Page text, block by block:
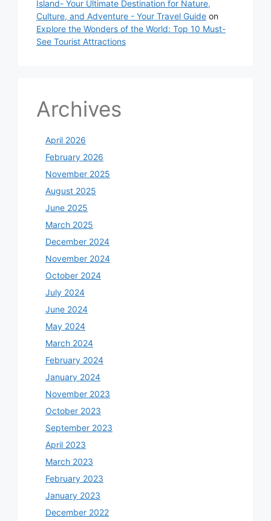
Island- Your Ultimate Destination for Nature,
Culture, and Adventure - Your Travel Guide on
Explore the Wonders of the World: Top 10 Must-
See Tourist Attractions
Archives
April 2026
February 2026
November 2025
August 2025
June 2025
March 2025
December 2024
November 2024
October 2024
July 2024
June 2024
May 2024
March 2024
February 2024
January 2024
November 2023
October 2023
September 2023
April 2023
March 2023
February 2023
January 2023
December 2022